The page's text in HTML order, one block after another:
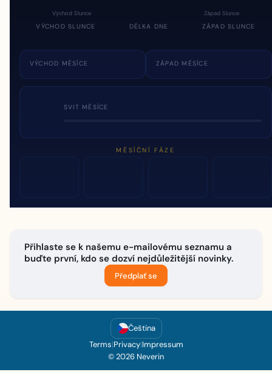
Východ Slunce Západ Slunce
VÝCHOD SLUNCE DÉLKA DNE ZÁPAD SLUNCE
VÝCHOD MĚSÍCE ZÁPAD MĚSÍCE
SVIT MĚSÍCE
MĚSÍČNÍ FÁZE
Přihlaste se k našemu e-mailovému seznamu a
buďte první, kdo se dozví nejdůležitější novinky.
Předplať se
Čeština
Terms|Privacy|Impressum
© 2026 Neverin